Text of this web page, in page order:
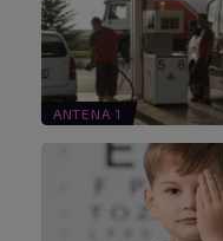
ANTENA 1